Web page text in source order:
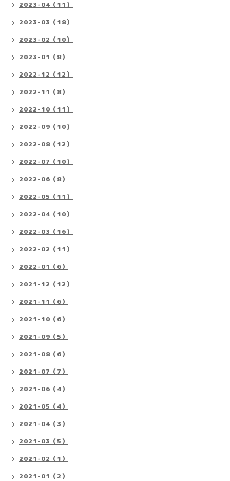
2023-04（11）
2023-03（18）
2023-02（10）
2023-01（8）
2022-12（12）
2022-11（8）
2022-10（11）
2022-09（10）
2022-08（12）
2022-07（10）
2022-06（8）
2022-05（11）
2022-04（10）
2022-03（16）
2022-02（11）
2022-01（6）
2021-12（12）
2021-11（6）
2021-10（6）
2021-09（5）
2021-08（6）
2021-07（7）
2021-06（4）
2021-05（4）
2021-04（3）
2021-03（5）
2021-02（1）
2021-01（2）